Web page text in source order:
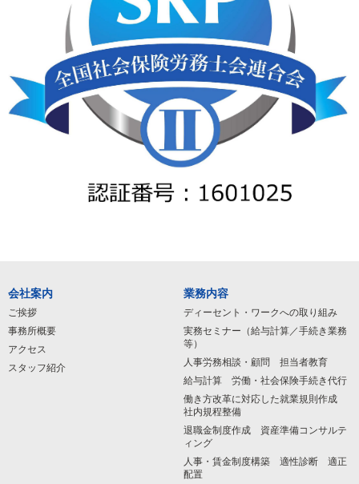
会社案内
ご挨拶
事務所概要
アクセス
スタッフ紹介
業務内容
ディーセント・ワークへの取り組み
実務セミナー（給与計算／手続き業務
等）
人事労務相談・顧問 担当者教育
給与計算 労働・社会保険手続き代行
働き方改革に対応した就業規則作成
社内規程整備
退職金制度作成 資産準備コンサルテ
ィング
人事・賃金制度構築 適性診断 適正
配置